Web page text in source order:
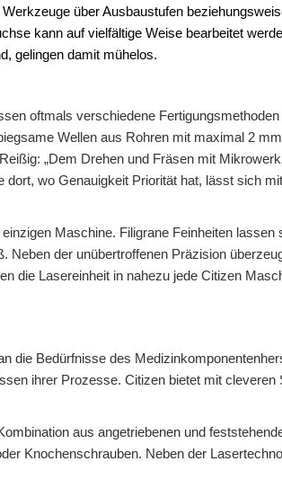
über Ausbaustufen
kann auf vielfältige Weise bearbeitet
gelingen damit mühelos.
oftmals verschiedene
Wellen aus Rohren mit maximal 2
„Dem Drehen und Fräsen mit
wo Genauigkeit Priorität hat, lässt sich
Maschine. Filigrane Feinheiten
der unübertroffenen Präzision
die Lasereinheit in nahezu jede Citizen
die Bedürfnisse des
ihrer Prozesse. Citizen bietet mit
aus angetriebenen und
Knochenschrauben. Neben der